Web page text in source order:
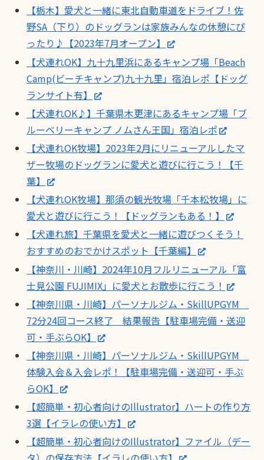
【栃木】愛犬と一緒に東北自動車道をドライブ！佐
野SA（下り）のドッグランは家族みんなの休憩にぴ
ったり♪【2023年7月オープン】
【犬連れOK】九十九里浜にあるキャンプ場「Beach
Camp(ビーチキャンプ)九十九里」宿泊レポ【ドッグ
ランサイト有】
【犬連れOK♪】千葉県木更津にあるキャンプ場「ブ
ルーベリーキャンプ ノムさん王国」宿泊レポ
【犬連れOK牧場】2023年2月にリニューアルしたマ
ザー牧場のドッグランに愛犬と遊びに行こう！【千
葉】
【犬連れOK牧場】那須の観光牧場「千本松牧場」に
愛犬と遊びに行こう！【ドッグランもある！】
【犬連れ旅】千葉県を愛犬と一緒に遊びつくそう！
おすすめのおでかけスポット【千葉編】
【神奈川・川崎】2024年10月フルリニューアル「富
士見公園 FUJIMIX」に愛犬とお散歩に行こう！
【神奈川県・川崎】パーソナルジム・SkillUPGYM
72分24回コース終了 結果報告【駐車場完備・送迎
可・手ぶらOK】
【神奈川県・川崎】パーソナルジム・SkillUPGYM
体験入会＆入会レポ！【駐車場完備・送迎可・手ぶ
らOK】
【超簡単・初心者向けのIllustrator】ハートの作り方
3選【イラレの使い方】
【超簡単・初心者向けのIllustrator】ファイル（デー